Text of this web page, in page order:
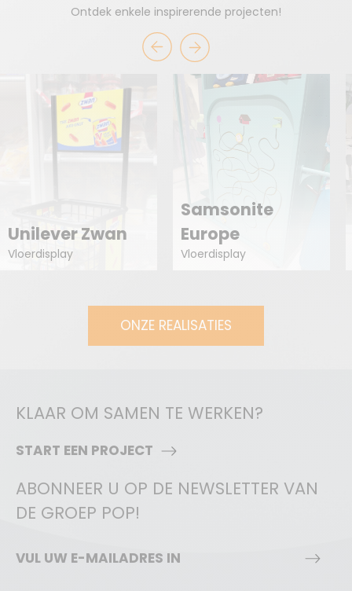
Ontdek enkele inspirerende projecten!
Unilever Zwan
Vloerdisplay
Samsonite
Europe
Vloerdisplay
ONZE REALISATIES
KLAAR OM SAMEN TE WERKEN?
START EEN PROJECT
ABONNEER U OP DE NEWSLETTER VAN
DE GROEP POP!